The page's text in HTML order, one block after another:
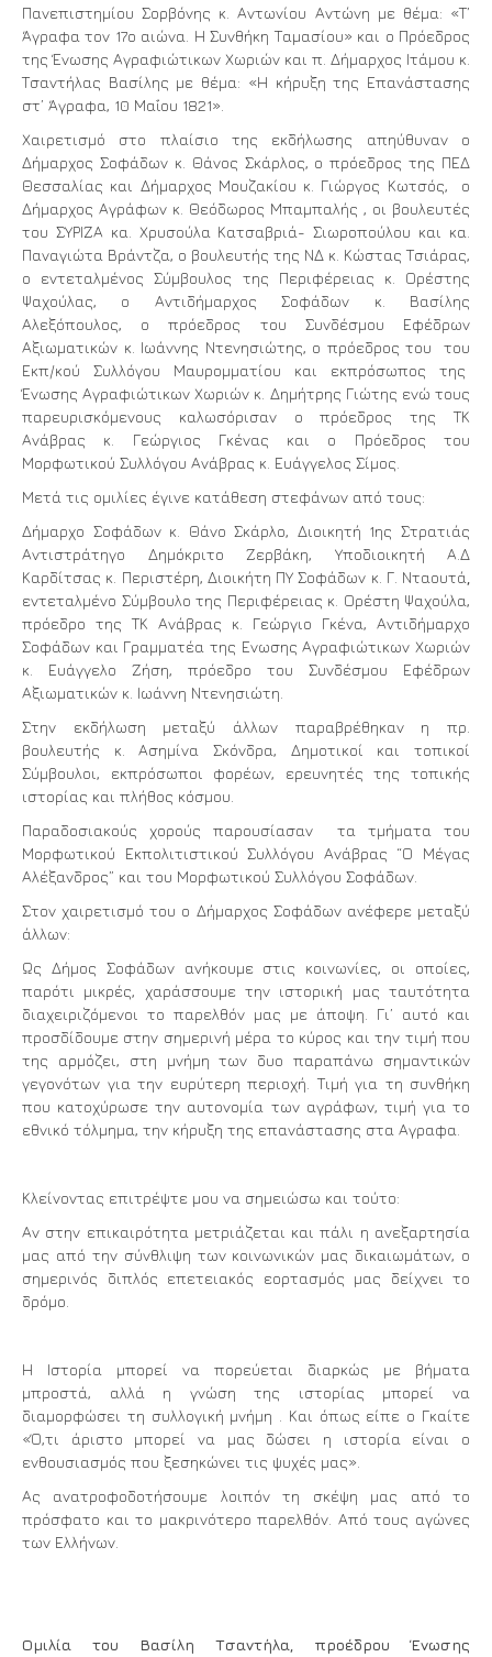
Πανεπιστημίου Σορβόνης κ. Αντωνίου Αντώνη με θέμα: «Τ’
Άγραφα τον 17ο αιώνα. Η Συνθήκη Ταμασίου» και ο Πρόεδρος
της Ένωσης Αγραφιώτικων Χωριών και π. Δήμαρχος Ιτάμου κ.
Τσαντήλας Βασίλης με θέμα: «Η κήρυξη της Επανάστασης
στ’ Άγραφα, 10 Μαΐου 1821».
Χαιρετισμό στο πλαίσιο της εκδήλωσης απηύθυναν ο
Δήμαρχος Σοφάδων κ. Θάνος Σκάρλος, ο πρόεδρος της ΠΕΔ
Θεσσαλίας και Δήμαρχος Μουζακίου κ. Γιώργος Κωτσός, ο
Δήμαρχος Αγράφων κ. Θεόδωρος Μπαμπαλής , οι βουλευτές
του ΣΥΡΙΖΑ κα. Χρυσούλα Κατσαβριά- Σιωροπούλου και κα.
Παναγιώτα Βράντζα, ο βουλευτής της ΝΔ κ. Κώστας Τσιάρας,
ο εντεταλμένος Σύμβουλος της Περιφέρειας κ. Ορέστης
Ψαχούλας, ο Αντιδήμαρχος Σοφάδων κ. Βασίλης
Αλεξόπουλος, ο πρόεδρος του Συνδέσμου Εφέδρων
Αξιωματικών κ. Ιωάννης Ντενησιώτης, ο πρόεδρος του του
Εκπ/κού Συλλόγου Μαυρομματίου και εκπρόσωπος της
Ένωσης Αγραφιώτικων Χωριών κ. Δημήτρης Γιώτης ενώ τους
παρευρισκόμενους καλωσόρισαν ο πρόεδρος της ΤΚ
Ανάβρας κ. Γεώργιος Γκένας και ο Πρόεδρος του
Μορφωτικού Συλλόγου Ανάβρας κ. Ευάγγελος Σίμος.
Μετά τις ομιλίες έγινε κατάθεση στεφάνων από τους:
Δήμαρχο Σοφάδων κ. Θάνο Σκάρλο, Διοικητή 1ης Στρατιάς
Αντιστράτηγο Δημόκριτο Ζερβάκη, Υποδιοικητή Α.Δ
Καρδίτσας κ. Περιστέρη, Διοικήτη ΠΥ Σοφάδων κ. Γ. Νταουτά
εντεταλμένο Σύμβουλο της Περιφέρειας κ. Ορέστη Ψαχούλα,
πρόεδρο της ΤΚ Ανάβρας κ. Γεώργιο Γκένα, Αντιδήμαρχο
Σοφάδων και Γραμματέα της Ενωσης Αγραφιώτικων Χωριών
κ. Ευάγγελο Ζήση, πρόεδρο του Συνδέσμου Εφέδρων
Αξιωματικών κ. Ιωάννη Ντενησιώτη.
Στην εκδήλωση μεταξύ άλλων παραβρέθηκαν η πρ.
βουλευτής κ. Ασημίνα Σκόνδρα, Δημοτικοί και τοπικοί
Σύμβουλοι, εκπρόσωποι φορέων, ερευνητές της τοπικής
ιστορίας και πλήθος κόσμου.
Παραδοσιακούς χορούς παρουσίασαν τα τμήματα του
Μορφωτικού Εκπολιτιστικού Συλλόγου Ανάβρας “Ο Μέγας
Αλέξανδρος” και του Μορφωτικού Συλλόγου Σοφάδων.
Στον χαιρετισμό του ο Δήμαρχος Σοφάδων ανέφερε μεταξύ
άλλων:
Ως Δήμος Σοφάδων ανήκουμε στις κοινωνίες, οι οποίες,
παρότι μικρές, χαράσσουμε την ιστορική μας ταυτότητα
διαχειριζόμενοι το παρελθόν μας με άποψη. Γι’ αυτό και
προσδίδουμε στην σημερινή μέρα το κύρος και την τιμή που
της αρμόζει, στη μνήμη των δυο παραπάνω σημαντικών
γεγονότων για την ευρύτερη περιοχή. Τιμή για τη συνθήκη
που κατοχύρωσε την αυτονομία των αγράφων, τιμή για το
εθνικό τόλμημα, την κήρυξη της επανάστασης στα Αγραφα.
Κλείνοντας επιτρέψτε μου να σημειώσω και τούτο:
Αν στην επικαιρότητα μετριάζεται και πάλι η ανεξαρτησία
μας από την σύνθλιψη των κοινωνικών μας δικαιωμάτων, ο
σημερινός διπλός επετειακός εορτασμός μας δείχνει το
δρόμο.
Η Ιστορία μπορεί να πορεύεται διαρκώς με βήματα
μπροστά, αλλά η γνώση της ιστορίας μπορεί να
διαμορφώσει τη συλλογική μνήμη . Και όπως είπε ο Γκαίτε
«Ό,τι άριστο μπορεί να μας δώσει η ιστορία είναι ο
ενθουσιασμός που ξεσηκώνει τις ψυχές μας».
Ας ανατροφοδοτήσουμε λοιπόν τη σκέψη μας από το
πρόσφατο και το μακρινότερο παρελθόν. Από τους αγώνες
των Ελλήνων.
Ομιλία του Βασίλη Τσαντήλα, προέδρου Ένωσης